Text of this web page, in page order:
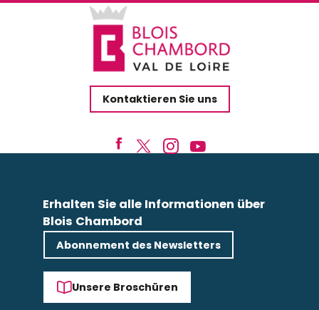
Kontaktieren Sie uns
Erhalten Sie alle Informationen über
Blois Chambord
Abonnement des Newsletters
Unsere Broschüren